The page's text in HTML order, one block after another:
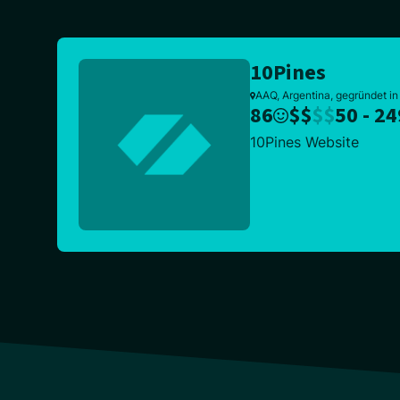
10Pines
AAQ, Argentina, gegründet
86 $$$$50 -
10Pines Website